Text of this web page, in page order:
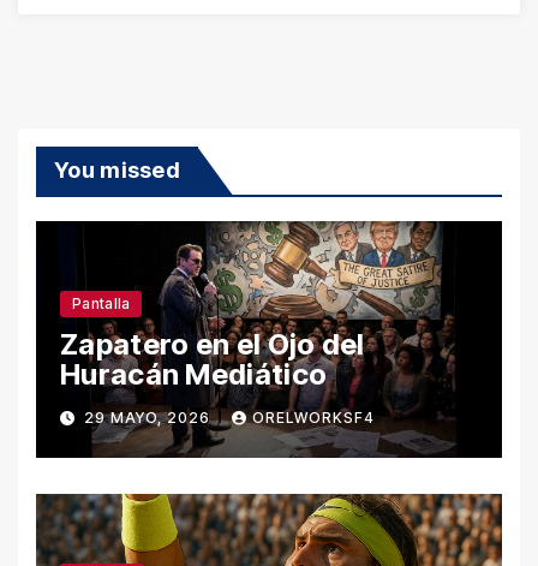
You missed
Pantalla
Zapatero en el Ojo del
Huracán Mediático
29 MAYO, 2026 ORELWORKSF4